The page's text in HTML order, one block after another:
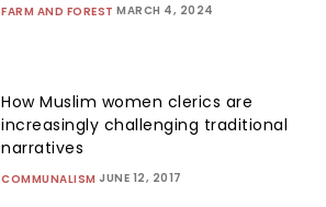
FARM AND FOREST MARCH 4, 2024
How Muslim women clerics are
increasingly challenging traditional
narratives
COMMUNALISM JUNE 12, 2017